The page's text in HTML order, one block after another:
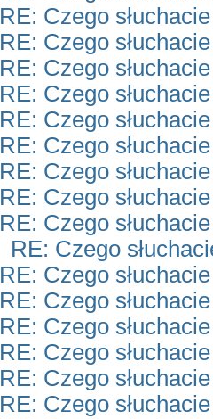
RE: Czego
RE: Czego
RE: Czego
RE: Czego
RE: Czego
RE: Czego
RE: Czego
RE: Czego
RE: Czego
RE: Czego
RE: Czego
RE: Czego
RE: Czego
RE: Czego
RE: Czego
RE: Czego